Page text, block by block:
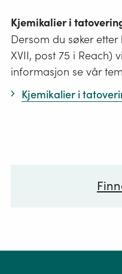
Kjemikalier i
Dersom du søker
XVII, post 75 i Reach)
informasjon se vår
Kjemikalier i